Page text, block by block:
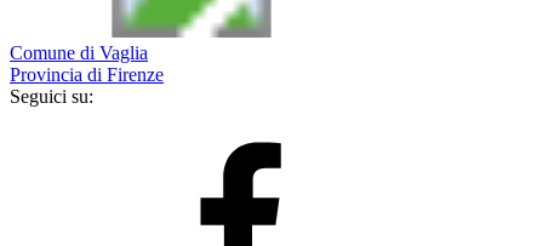
Comune di Vaglia
Provincia di Firenze
Seguici su: